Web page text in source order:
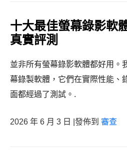
十大最佳螢幕錄影軟
真實評測
並非所有螢幕錄影軟體都好用。
幕錄製軟體，它們在實際性能、
面都經過了測試。.
2026 年 6 月 3 日 |發佈到 審查